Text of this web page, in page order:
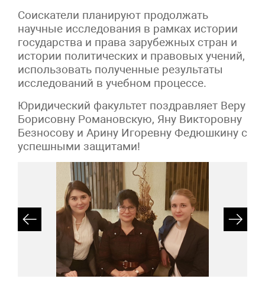
Соискатели планируют продолжать
научные исследования в рамках истории
государства и права зарубежных стран и
истории политических и правовых учений,
использовать полученные результаты
исследований в учебном процессе.
Юридический факультет поздравляет Веру
Борисовну Романовскую, Яну Викторовну
Безносову и Арину Игоревну Федюшкину с
успешными защитами!